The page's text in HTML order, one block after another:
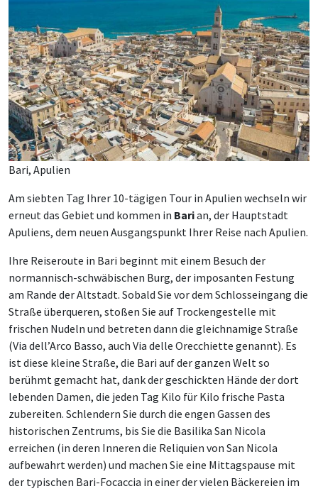
Bari, Apulien
Am siebten Tag Ihrer 10-tägigen Tour in Apulien wechseln wir
erneut das Gebiet und kommen in Barian, der Hauptstadt
Apuliens, dem neuen Ausgangspunkt Ihrer Reise nach Apulien.
Ihre Reiseroute in Bari beginnt mit einem Besuch der
normannisch-schwäbischen Burg, der imposanten Festung
am Rande der Altstadt. Sobald Sie vor dem Schlosseingang die
Straße überqueren, stoßen Sie auf Trockengestelle mit
frischen Nudeln und betreten dann die gleichnamige Straße
(Via dell’Arco Basso, auch Via delle Orecchiette genannt). Es
ist diese kleine Straße, die Bari auf der ganzen Welt so
berühmt gemacht hat, dank der geschickten Hände der dort
lebenden Damen, die jeden Tag Kilo für Kilo frische Pasta
zubereiten. Schlendern Sie durch die engen Gassen des
historischen Zentrums, bis Sie die Basilika San Nicola
erreichen (in deren Inneren die Reliquien von San Nicola
aufbewahrt werden) und machen Sie eine Mittagspause mit
der typischen Bari-Focaccia in einer der vielen Bäckereien im